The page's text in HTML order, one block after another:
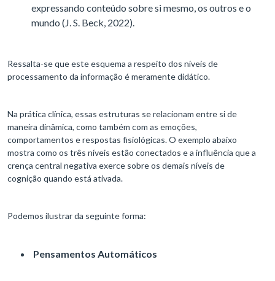
expressando conteúdo sobre si mesmo, os outros e o
mundo (J. S. Beck, 2022).
Ressalta-se que este esquema a respeito dos níveis de
processamento da informação é meramente didático.
Na prática clínica, essas estruturas se relacionam entre si de
maneira dinâmica, como também com as emoções,
comportamentos e respostas fisiológicas. O exemplo abaixo
mostra como os três níveis estão conectados e a influência que a
crença central negativa exerce sobre os demais níveis de
cognição quando está ativada.
Podemos ilustrar da seguinte forma:
Pensamentos Automáticos